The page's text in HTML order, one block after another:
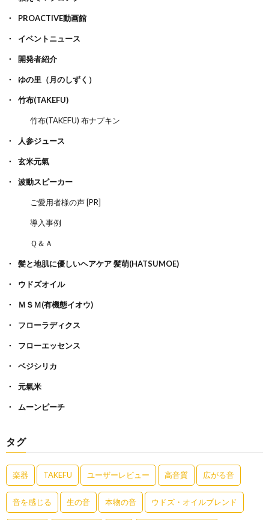
PROACTIVE動画館
イベントニュース
開発者紹介
ゆの里（月のしずく）
竹布(TAKEFU)
竹布(TAKEFU) 布ナプキン
人参ジュース
玄米元氣
波動スピーカー
ご愛用者様の声 [PR]
導入事例
Ｑ＆Ａ
髪と地肌に優しいヘアケア 髪萌(HATSUMOE)
ウドズオイル
ＭＳＭ(有機態イオウ)
フローラディクス
フローエッセンス
ベジシリカ
元氣米
ムーンピーチ
タグ
楽器 TAKEFU ユーザーレビュー 高音質 広がる音
音を感じる 生の音 本物の音 ウドズ・オイルブレンド